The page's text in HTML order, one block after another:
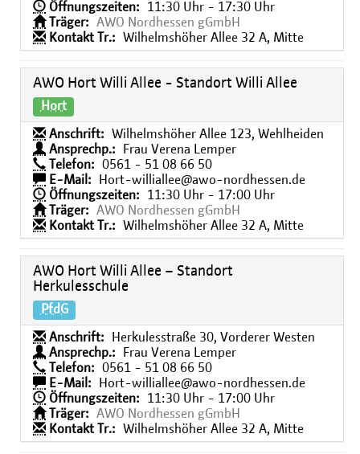
Öffnungszeiten:
11:30 Uhr - 17:30 Uhr
Träger:
AWO Nordhessen gGmbH
Kontakt Tr.:
Wilhelmshöher Allee 32 A, Mitte
AWO Hort Willi Allee - Standort Willi Allee
Hort
Anschrift:
Wilhelmshöher Allee 123, Wehlheiden
Ansprechp.:
Frau Verena Lemper
Telefon:
0561 - 51 08 66 50
E-Mail:
Hort-williallee@awo-nordhessen.de
Öffnungszeiten:
11:30 Uhr - 17:00 Uhr
Träger:
AWO Nordhessen gGmbH
Kontakt Tr.:
Wilhelmshöher Allee 32 A, Mitte
AWO Hort Willi Allee – Standort
Herkulesschule
PfdG
Anschrift:
Herkulesstraße 30, Vorderer Westen
Ansprechp.:
Frau Verena Lemper
Telefon:
0561 - 51 08 66 50
E-Mail:
Hort-williallee@awo-nordhessen.de
Öffnungszeiten:
11:30 Uhr - 17:00 Uhr
Träger:
AWO Nordhessen gGmbH
Kontakt Tr.:
Wilhelmshöher Allee 32 A, Mitte